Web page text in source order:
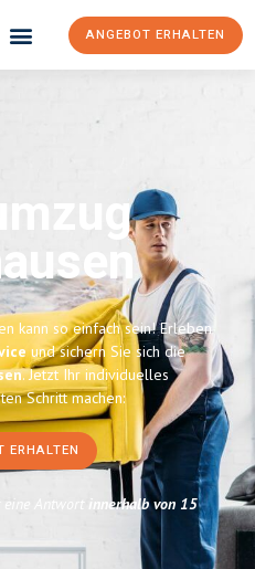
ANGEBOT ERHALTEN
kann so einfach sein! Erleben
und sichern Sie sich die
. Jetzt Ihr individuelles
Schritt machen:
ERHALTEN
eine Antwort innerhalb von 15